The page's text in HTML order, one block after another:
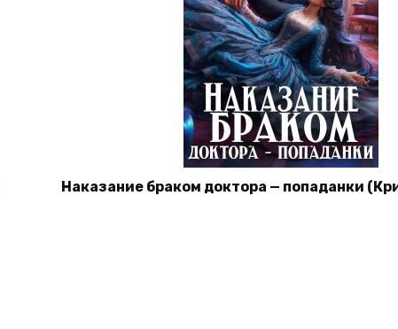
Наказание браком доктора — попаданки